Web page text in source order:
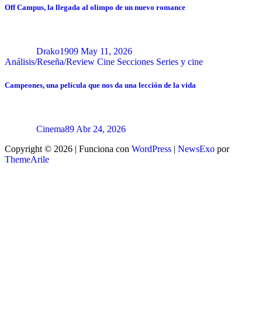
Off Campus, la llegada al olimpo de un nuevo romance
Drako1909 May 11, 2026
Análisis/Reseña/Review Cine Secciones Series y cine
Campeones, una película que nos da una lección de la vida
Cinema89 Abr 24, 2026
Copyright © 2026 | Funciona con WordPress | NewsExo por
ThemeArile